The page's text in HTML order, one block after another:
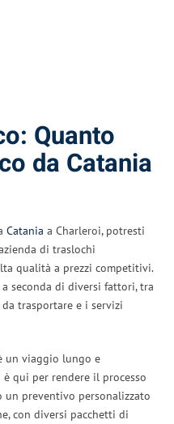
Quanto
da Catania
Catania a Charleroi, potresti
di traslochi
qualità a prezzi competitivi.
seconda di diversi fattori, tra
da trasportare e i servizi
un viaggio lungo e
qui per rendere il processo
un preventivo personalizzato
con diversi pacchetti di